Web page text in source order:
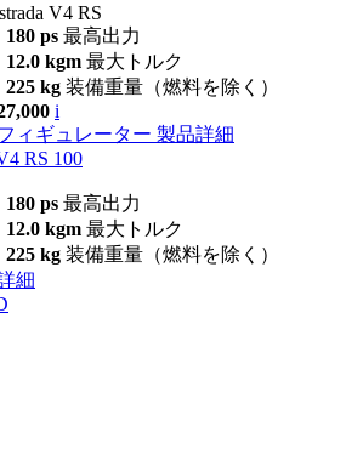
V4 RS
180 ps 最高出力
12.0 kgm 最大トルク
225 kg 装備重量（燃料を除く）
i
ィギュレーター 製品詳細
RS 100
180 ps 最高出力
12.0 kgm 最大トルク
225 kg 装備重量（燃料を除く）
細